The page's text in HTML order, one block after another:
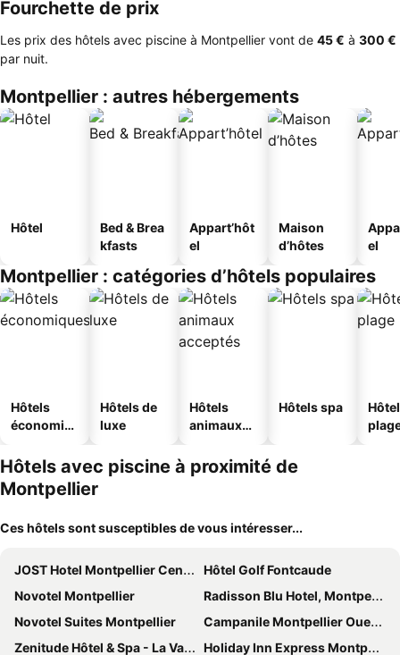
Fourchette de prix
Les prix des hôtels avec piscine à Montpellier vont de ‎45 € à ‎300 €
par nuit.
Montpellier : autres hébergements
Hôtel
Bed & Brea
kfasts
Appart’hôt
el
Maison
d’hôtes
el
Montpellier : catégories d’hôtels populaires
Hôtels
économiq
Hôtels de
luxe
Hôtels
animaux
Hôtels spa
Hôtels avec piscine à proximité de
Montpellier
Ces hôtels sont susceptibles de vous intéresser...
JOST Hotel Montpellier Centre St Roch
Hôtel Golf Fontcaude
Novotel Montpellier
Radisson Blu Hotel, Montpellier
Novotel Suites Montpellier
Campanile Montpellier Ouest - Croix D'Argent
Zenitude Hôtel & Spa - La Valadière
Holiday Inn Express Montpellier - Odysseum By Ihg